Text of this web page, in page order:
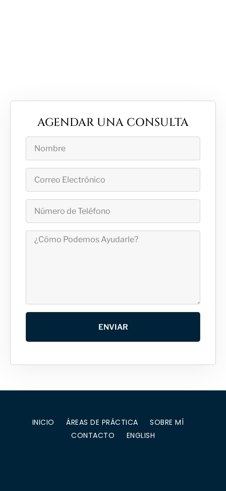
AGENDAR UNA CONSULTA
ENVIAR
INICIO ÁREAS DE PRÁCTICA
SOBRE MÍ
CONTACTO
ENGLISH